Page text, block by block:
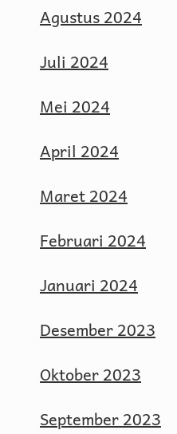
Agustus 2024
Juli 2024
Mei 2024
April 2024
Maret 2024
Februari 2024
Januari 2024
Desember 2023
Oktober 2023
September 2023